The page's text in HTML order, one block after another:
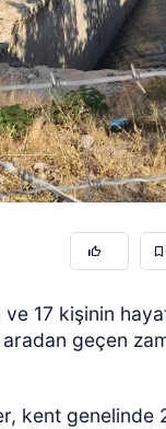
17 kişinin
geçen
kent